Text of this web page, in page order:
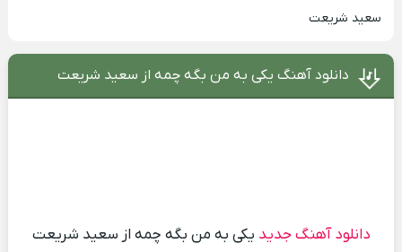
سعید شریعت
دانلود آهنگ یکی به من بگه چمه از سعید شریعت
دانلود آهنگ جدید یکی به من بگه چمه از سعید شریعت